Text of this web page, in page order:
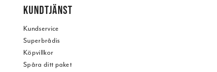
KUNDTJÄNST
Kundservice
Superbrådis
Köpvillkor
Spåra ditt paket